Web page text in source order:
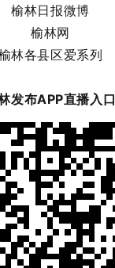
榆林日报微博
榆林网
林各县区爱系列
发布APP直播入口